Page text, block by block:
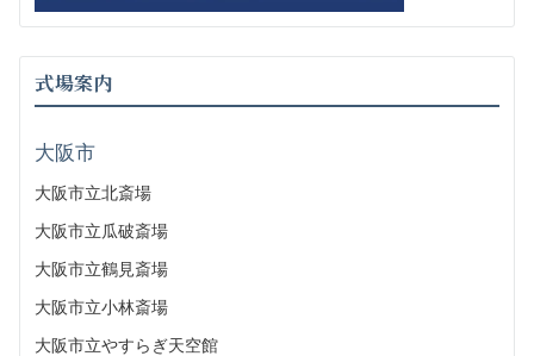
式場案内
大阪市
大阪市立北斎場
大阪市立瓜破斎場
大阪市立鶴見斎場
大阪市立小林斎場
大阪市立やすらぎ天空館